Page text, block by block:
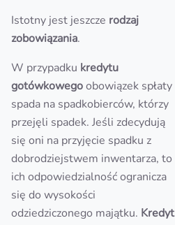
Istotny jest jeszcze rodzaj
zobowiązania.
W przypadku kredytu
gotówkowegoobowiązek spłaty
spada na spadkobierców, którzy
przejęli spadek. Jeśli zdecydują
się oni na przyjęcie spadku z
dobrodziejstwem inwentarza, to
ich odpowiedzialność ogranicza
się do wysokości
odziedziczonego majątku. Kredyt